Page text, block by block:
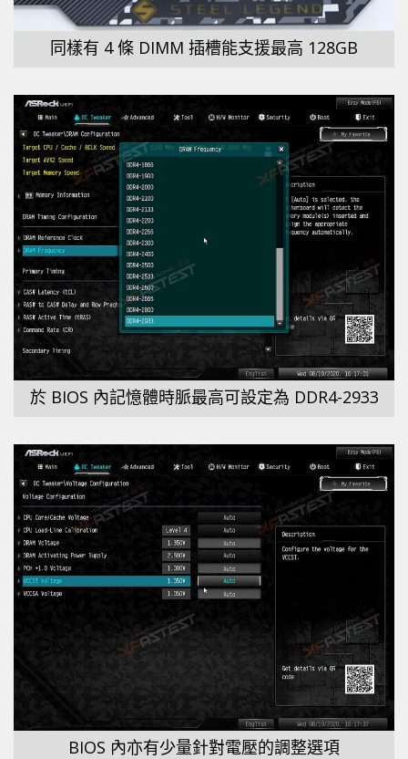
同樣有 4 條 DIMM 插槽能支援最高 128GB
於 BIOS 內記憶體時脈最高可設定為 DDR4-2933
BIOS 內亦有少量針對電壓的調整選項